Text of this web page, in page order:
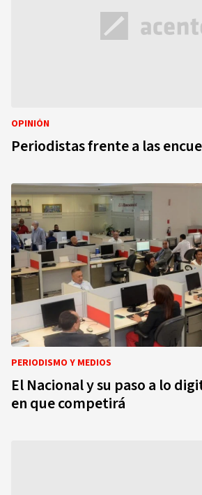
OPINIÓN
Periodistas frente a las
PERIODISMO Y MEDIOS
El Nacional y su paso a lo
en que competirá